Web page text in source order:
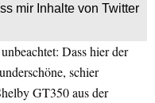
mir Inhalte von Twitter
Dass hier der
schier
GT350 aus der